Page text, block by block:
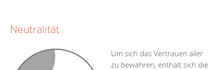
Neutralität
Um sich das Vertrauen aller
zu bewahren, enthält sich die